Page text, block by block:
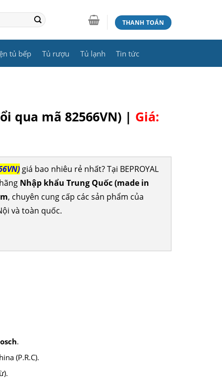
THANH TOÁN
tủ bếp Tủ rượu Tủ lạnh Tin tức
qua mã 82566VN) | Giá:
giá bao nhiêu rẻ nhất? Tại BEPROYAL
Nhập khẩu Trung Quốc (made in
, chuyên cung cấp các sản phẩm của
và toàn quốc.
.
(P.R.C).